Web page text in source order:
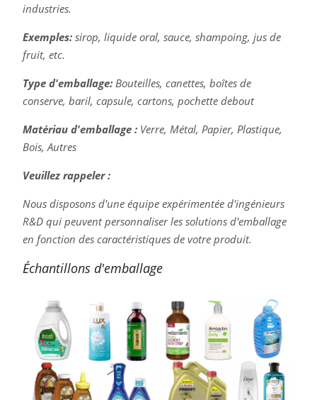
industries.
Exemples: sirop, liquide oral, sauce, shampoing, jus de
fruit, etc.
Type d'emballage:Bouteilles, canettes, boîtes de
conserve, baril, capsule, cartons, pochette debout
Matériau d'emballage :Verre, Métal, Papier, Plastique,
Bois, Autres
Veuillez rappeler :
Nous disposons d'une équipe expérimentée d'ingénieurs
R&D qui peuvent personnaliser les solutions d'emballage
en fonction des caractéristiques de votre produit.
Échantillons d'emballage